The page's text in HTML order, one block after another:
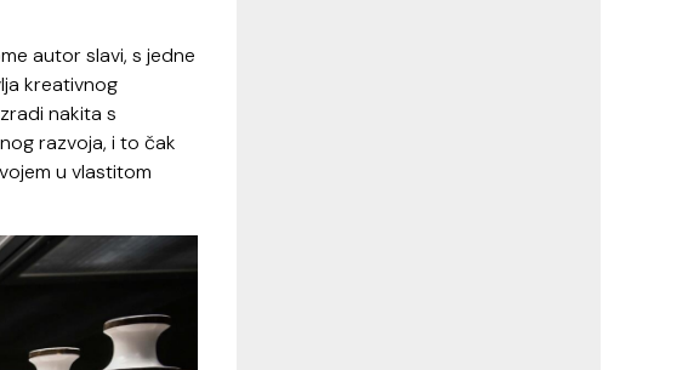
autor slavi, s jedne
kreativnog
nakita s
razvoja, i to čak
u vlastitom